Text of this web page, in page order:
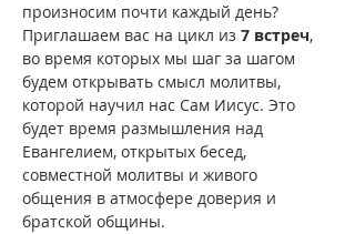
произносим почти каждый день?
Приглашаем вас на цикл из 7 встреч,
во время которых мы шаг за шагом
будем открывать смысл молитвы,
которой научил нас Сам Иисус. Это
будет время размышления над
Евангелием, открытых бесед,
совместной молитвы и живого
общения в атмосфере доверия и
братской общины.